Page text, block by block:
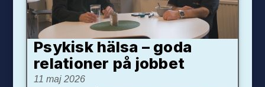
Psykisk hälsa – goda
relationer på jobbet
11 maj 2026